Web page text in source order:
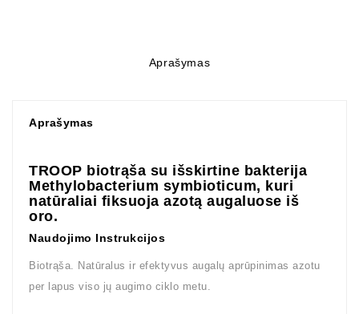
Aprašymas
Aprašymas
TROOP biotrąša su išskirtine bakterija
Methylobacterium symbioticum, kuri
natūraliai fiksuoja azotą augaluose iš
oro.
Naudojimo Instrukcijos
Biotrąša. Natūralus ir efektyvus augalų aprūpinimas azotu
per lapus viso jų augimo ciklo metu.